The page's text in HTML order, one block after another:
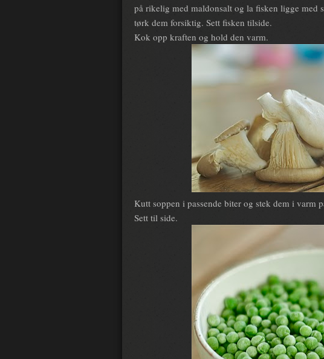
på rikelig med maldonsalt og la fisken ligge med
tørk dem forsiktig. Sett fisken tilside.
Kok opp kraften og hold den varm.
Kutt soppen i passende biter og stek dem i varm
Sett til side.